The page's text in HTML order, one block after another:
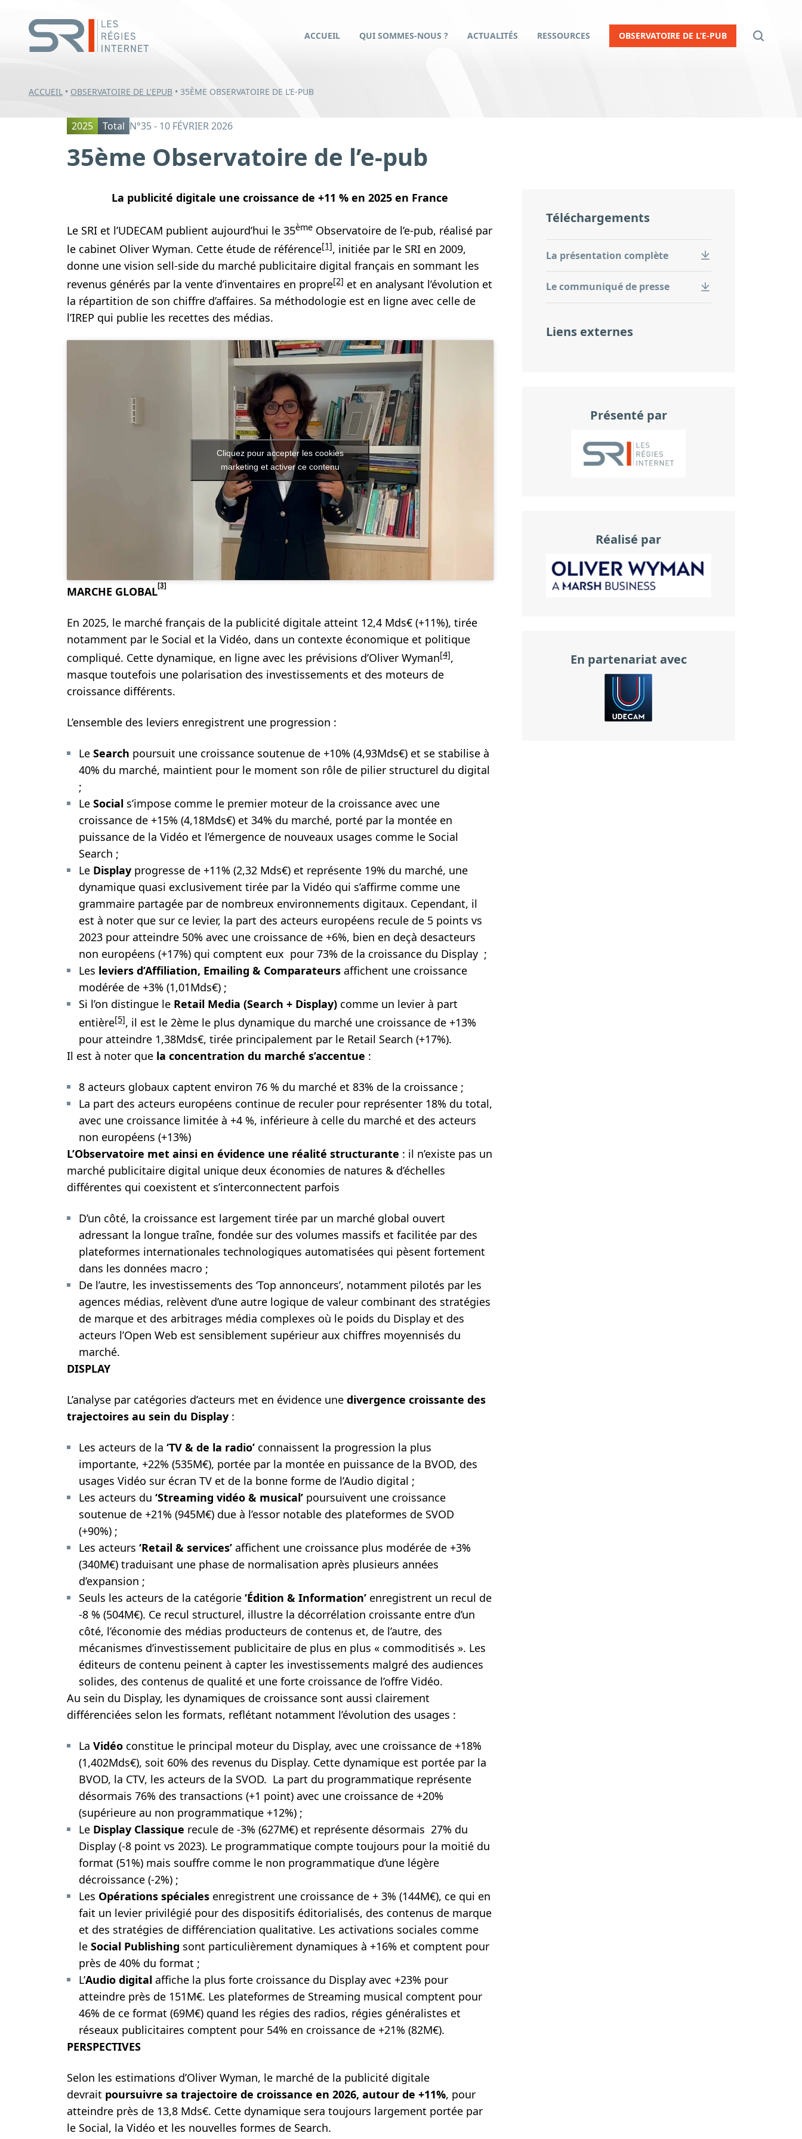
ACCUEIL QUI SOMMES-NOUS ? ACTUALITÉS RESSOURCES OBSERVATOIRE DE L’E-PUB
ACCUEIL • OBSERVATOIRE DE L'EPUB • 35ÈME OBSERVATOIRE DE L’E-PUB
2025 Total N°35 - 10 FÉVRIER 2026
35ème Observatoire de l’e-pub
La publicité digitale une croissance de +11 % en 2025 en France
Le SRI et l’UDECAM publient aujourd’hui le 35ème Observatoire de l’e-pub, réalisé par
le cabinet Oliver Wyman. Cette étude de référence[1], initiée par le SRI en 2009,
donne une vision sell-side du marché publicitaire digital français en sommant les
revenus générés par la vente d’inventaires en propre[2] et en analysant l’évolution et
la répartition de son chiffre d’affaires. Sa méthodologie est en ligne avec celle de
l’IREP qui publie les recettes des médias.
Cliquez pour accepter les cookies
marketing et activer ce contenu
MARCHE GLOBAL[3]
En 2025, le marché français de la publicité digitale atteint 12,4 Mds€ (+11%), tirée
notamment par le Social et la Vidéo, dans un contexte économique et politique
compliqué. Cette dynamique, en ligne avec les prévisions d’Oliver Wyman[4],
masque toutefois une polarisation des investissements et des moteurs de
croissance différents.
L’ensemble des leviers enregistrent une progression :
Le Search poursuit une croissance soutenue de +10% (4,93Mds€) et se stabilise à
40% du marché, maintient pour le moment son rôle de pilier structurel du digital
;
Le Social s’impose comme le premier moteur de la croissance avec une
croissance de +15% (4,18Mds€) et 34% du marché, porté par la montée en
puissance de la Vidéo et l’émergence de nouveaux usages comme le Social
Search ;
Le Display progresse de +11% (2,32 Mds€) et représente 19% du marché, une
dynamique quasi exclusivement tirée par la Vidéo qui s’affirme comme une
grammaire partagée par de nombreux environnements digitaux. Cependant, il
est à noter que sur ce levier, la part des acteurs européens recule de 5 points vs
2023 pour atteindre 50% avec une croissance de +6%, bien en deçà desacteurs
non européens (+17%) qui comptent eux pour 73% de la croissance du Display ;
Les leviers d’Affiliation, Emailing & Comparateurs affichent une croissance
modérée de +3% (1,01Mds€) ;
Si l’on distingue le Retail Media (Search + Display) comme un levier à part
entière[5], il est le 2ème le plus dynamique du marché une croissance de +13%
pour atteindre 1,38Mds€, tirée principalement par le Retail Search (+17%).
Il est à noter que la concentration du marché s’accentue :
8 acteurs globaux captent environ 76 % du marché et 83% de la croissance ;
La part des acteurs européens continue de reculer pour représenter 18% du total,
avec une croissance limitée à +4 %, inférieure à celle du marché et des acteurs
non européens (+13%)
L’Observatoire met ainsi en évidence une réalité structurante : il n’existe pas un
marché publicitaire digital unique deux économies de natures & d’échelles
différentes qui coexistent et s’interconnectent parfois
D’un côté, la croissance est largement tirée par un marché global ouvert
adressant la longue traîne, fondée sur des volumes massifs et facilitée par des
plateformes internationales technologiques automatisées qui pèsent fortement
dans les données macro ;
De l’autre, les investissements des ‘Top annonceurs’, notamment pilotés par les
agences médias, relèvent d’une autre logique de valeur combinant des stratégies
de marque et des arbitrages média complexes où le poids du Display et des
acteurs l’Open Web est sensiblement supérieur aux chiffres moyennisés du
marché.
DISPLAY
L’analyse par catégories d’acteurs met en évidence une divergence croissante des
trajectoires au sein du Display :
Les acteurs de la ‘TV & de la radio’ connaissent la progression la plus
importante, +22% (535M€), portée par la montée en puissance de la BVOD, des
usages Vidéo sur écran TV et de la bonne forme de l’Audio digital ;
Les acteurs du ‘Streaming vidéo & musical’ poursuivent une croissance
soutenue de +21% (945M€) due à l’essor notable des plateformes de SVOD
(+90%) ;
Les acteurs ‘Retail & services’ affichent une croissance plus modérée de +3%
(340M€) traduisant une phase de normalisation après plusieurs années
d’expansion ;
Seuls les acteurs de la catégorie ‘Édition & Information’ enregistrent un recul de
-8 % (504M€). Ce recul structurel, illustre la décorrélation croissante entre d’un
côté, l’économie des médias producteurs de contenus et, de l’autre, des
mécanismes d’investissement publicitaire de plus en plus « commoditisés ». Les
éditeurs de contenu peinent à capter les investissements malgré des audiences
solides, des contenus de qualité et une forte croissance de l’offre Vidéo.
Au sein du Display, les dynamiques de croissance sont aussi clairement
différenciées selon les formats, reflétant notamment l’évolution des usages :
La Vidéo constitue le principal moteur du Display, avec une croissance de +18%
(1,402Mds€), soit 60% des revenus du Display. Cette dynamique est portée par la
BVOD, la CTV, les acteurs de la SVOD. La part du programmatique représente
désormais 76% des transactions (+1 point) avec une croissance de +20%
(supérieure au non programmatique +12%) ;
Le Display Classique recule de -3% (627M€) et représente désormais 27% du
Display (-8 point vs 2023). Le programmatique compte toujours pour la moitié du
format (51%) mais souffre comme le non programmatique d’une légère
décroissance (-2%) ;
Les Opérations spéciales enregistrent une croissance de + 3% (144M€), ce qui en
fait un levier privilégié pour des dispositifs éditorialisés, des contenus de marque
et des stratégies de différenciation qualitative. Les activations sociales comme
le Social Publishing sont particulièrement dynamiques à +16% et comptent pour
près de 40% du format ;
L’Audio digital affiche la plus forte croissance du Display avec +23% pour
atteindre près de 151M€. Les plateformes de Streaming musical comptent pour
46% de ce format (69M€) quand les régies des radios, régies généralistes et
réseaux publicitaires comptent pour 54% en croissance de +21% (82M€).
PERSPECTIVES
Selon les estimations d’Oliver Wyman, le marché de la publicité digitale
devrait poursuivre sa trajectoire de croissance en 2026, autour de +11%, pour
atteindre près de 13,8 Mds€. Cette dynamique sera toujours largement portée par
le Social, la Vidéo et les nouvelles formes de Search.
Téléchargements
La présentation complète
Le communiqué de presse
Liens externes
Présenté par
Réalisé par
En partenariat avec